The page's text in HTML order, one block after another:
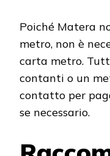
Poiché Matera
metro, non è
carta metro.
contanti o un
contatto per
se necessario.